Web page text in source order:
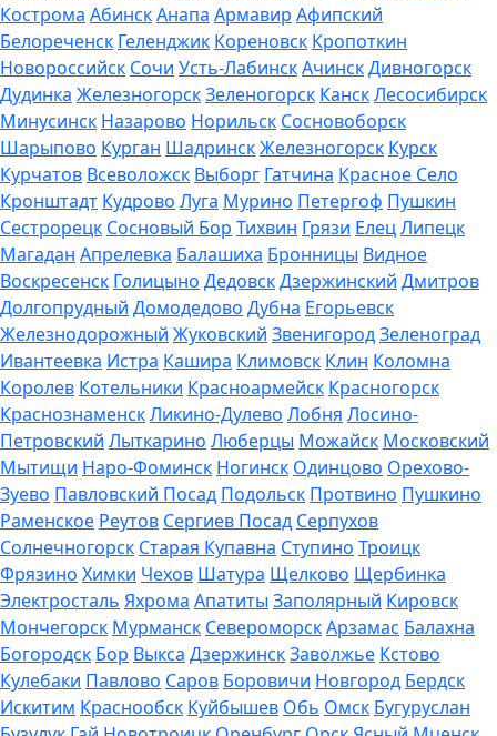
Кострома АбинскАнапа Армавир Афипский
Белореченск Геленджик Кореновск Кропоткин
Новороссийск Сочи Усть-ЛабинскАчинскДивногорск
Дудинка ЖелезногорскЗеленогорск КанскЛесосибирск
Минусинск Назарово Норильск Сосновоборск
Шарыпово Курган ШадринскЖелезногорск Курск
Курчатов Всеволожск Выборг Гатчина Красное Село
Кронштадт Кудрово Луга Мурино Петергоф Пушкин
Сестрорецк Сосновый Бор Тихвин Грязи ЕлецЛипецк
Магадан Апрелевка Балашиха Бронницы Видное
Воскресенск Голицыно ДедовскДзержинский Дмитров
Долгопрудный Домодедово Дубна Егорьевск
Железнодорожный Жуковский ЗвенигородЗеленоград
Ивантеевка Истра Кашира Климовск Клин Коломна
Королев Котельники Красноармейск Красногорск
КраснознаменскЛикино-Дулево Лобня Лосино-
Петровский Лыткарино Люберцы Можайск Московский
Мытищи Наро-Фоминск Ногинск Одинцово Орехово-
Зуево Павловский Посад Подольск Протвино Пушкино
Раменское Реутов Сергиев Посад Серпухов
Солнечногорск Старая Купавна Ступино Троицк
Фрязино Химки Чехов Шатура Щелково Щербинка
Электросталь Яхрома Апатиты Заполярный Кировск
Мончегорск Мурманск СевероморскАрзамас Балахна
Богородск Бор Выкса ДзержинскЗаволжье Кстово
Кулебаки Павлово Саров Боровичи Новгород Бердск
Искитим Краснообск Куйбышев Обь Омск Бугуруслан